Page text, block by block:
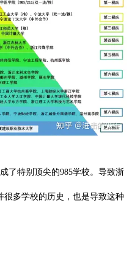
了特别顶尖的985学校。导致浙
很多学校的历史，也是导致这种